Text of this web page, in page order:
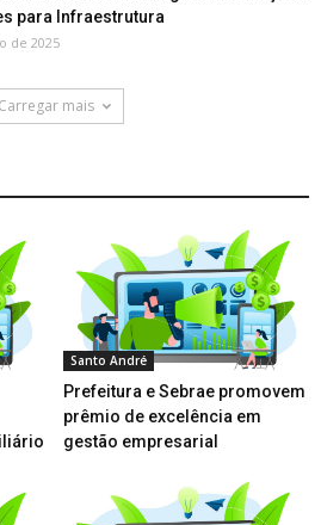
para Infraestrutura
de 2025
Carregar mais
Santo André
Prefeitura e Sebrae promovem
prêmio de excelência em
gestão empresarial